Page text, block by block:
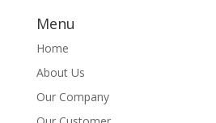
Menu
Home
About Us
Our Company